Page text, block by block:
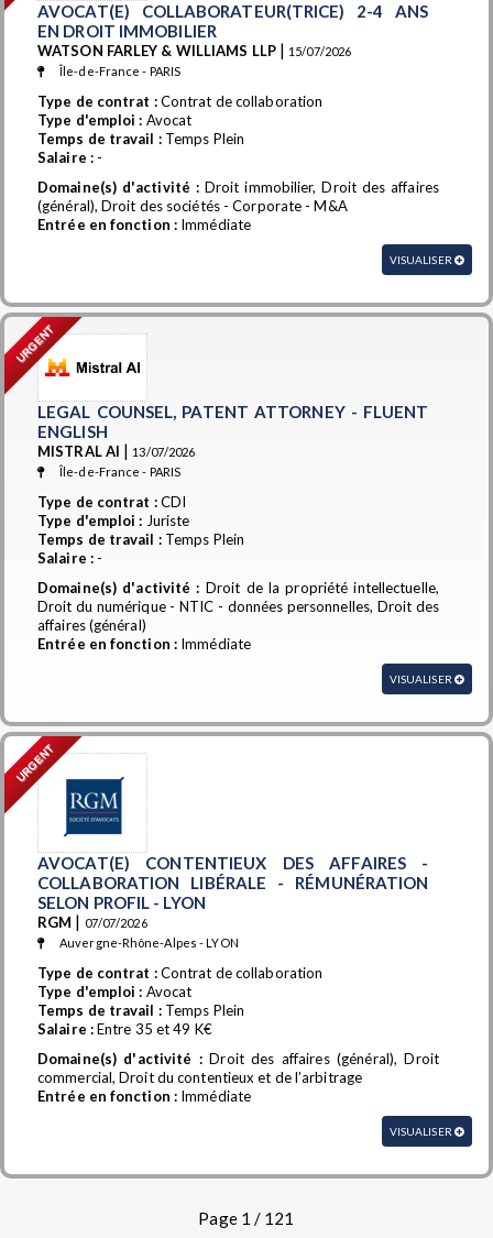
AVOCAT(E) COLLABORATEUR(TRICE) 2-4 ANS
EN DROIT IMMOBILIER
WATSON FARLEY & WILLIAMS LLP| 15/07/2026
Île-de-France - PARIS
Type de contrat :Contrat de collaboration
Type d'emploi : Avocat
Temps de travail :Temps Plein
Salaire :-
Domaine(s) d'activité : Droit immobilier, Droit des affaires
(général), Droit des sociétés - Corporate - M&A
Entrée en fonction : Immédiate
VISUALISER
URGENT
LEGAL COUNSEL, PATENT ATTORNEY - FLUENT
ENGLISH
MISTRAL AI | 13/07/2026
Île-de-France - PARIS
Type de contrat :CDI
Type d'emploi : Juriste
Temps de travail :Temps Plein
Salaire :-
Domaine(s) d'activité : Droit de la propriété intellectuelle,
Droit du numérique - NTIC - données personnelles, Droit des
affaires (général)
Entrée en fonction : Immédiate
VISUALISER
URGENT
AVOCAT(E) CONTENTIEUX DES AFFAIRES -
COLLABORATION LIBÉRALE - RÉMUNÉRATION
SELON PROFIL - LYON
RGM | 07/07/2026
Auvergne-Rhône-Alpes - LYON
Type de contrat :Contrat de collaboration
Type d'emploi : Avocat
Temps de travail :Temps Plein
Salaire :Entre 35 et 49 K€
Domaine(s) d'activité :Droit des affaires (général), Droit
commercial, Droit du contentieux et de l’arbitrage
Entrée en fonction : Immédiate
VISUALISER
Page 1 / 121